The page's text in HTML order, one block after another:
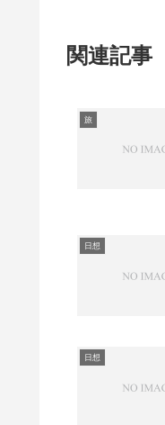
関連記事
旅
日想
日想